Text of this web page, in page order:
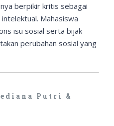
berpikir kritis sebagai
Mahasiswa
isu sosial serta bijak
perubahan sosial yang
Putri &